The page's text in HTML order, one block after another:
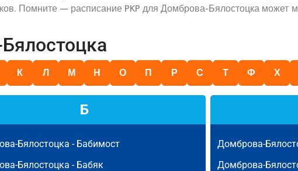
Помните — расписание PKP для Домброва-Бялостоцка может
К Л М Н О П Р С Т Ф Х
Б
Бялостоцка - Бабимост
Бялостоцка - Бабяк
Домброва-
Домброва-